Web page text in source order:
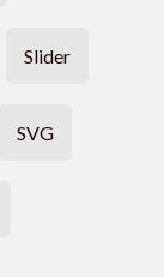
Slider
SVG